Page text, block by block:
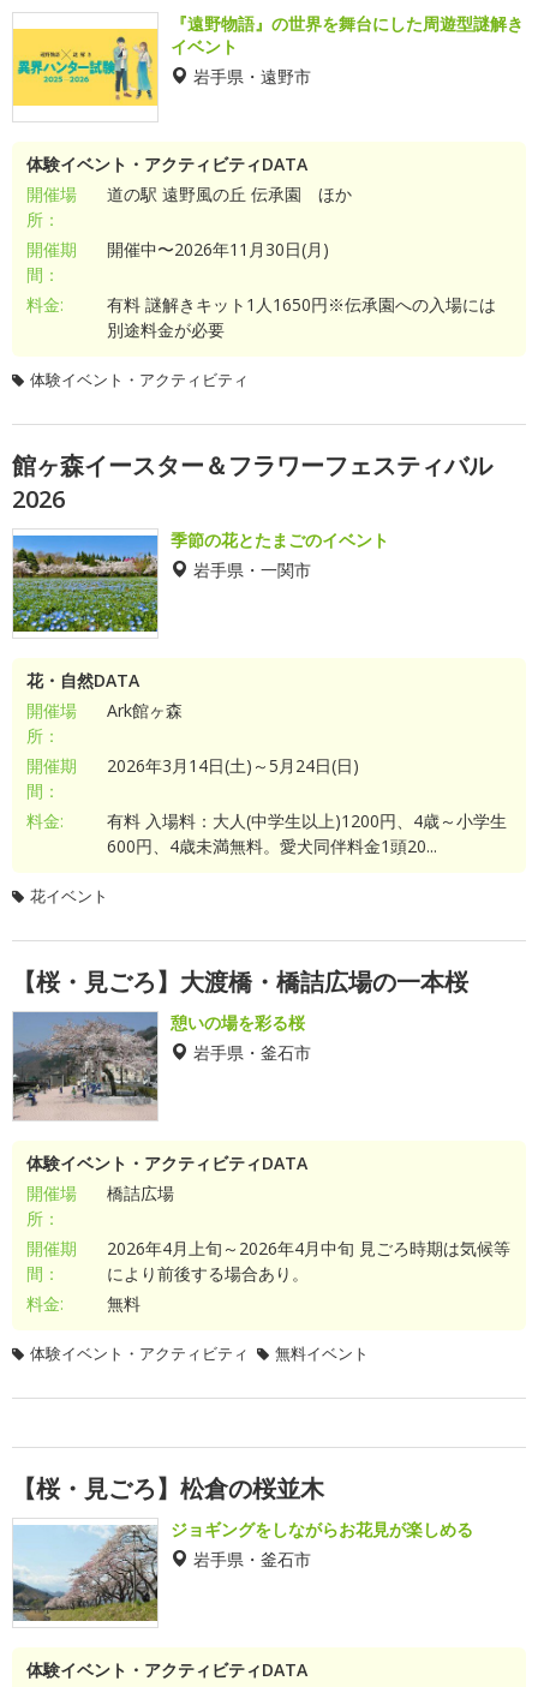
『遠野物語』の世界を舞台にした周遊型謎解き
イベント
岩手県・遠野市
体験イベント・アクティビティDATA
開催場
所：
道の駅 遠野風の丘 伝承園 ほか
開催期
間：
開催中〜2026年11月30日(月)
料金:
有料 謎解きキット1人1650円※伝承園への入場には
別途料金が必要
体験イベント・アクティビティ
館ヶ森イースター＆フラワーフェスティバル
2026
季節の花とたまごのイベント
岩手県・一関市
花・自然DATA
開催場
所：
Ark館ヶ森
開催期
間：
2026年3月14日(土)～5月24日(日)
料金:
有料 入場料：大人(中学生以上)1200円、4歳～小学生
600円、4歳未満無料。愛犬同伴料金1頭20...
花イベント
【桜・見ごろ】大渡橋・橋詰広場の一本桜
憩いの場を彩る桜
岩手県・釜石市
体験イベント・アクティビティDATA
開催場
所：
橋詰広場
開催期
間：
2026年4月上旬～2026年4月中旬 見ごろ時期は気候等
により前後する場合あり。
料金:
無料
体験イベント・アクティビティ 無料イベント
【桜・見ごろ】松倉の桜並木
ジョギングをしながらお花見が楽しめる
岩手県・釜石市
体験イベント・アクティビティDATA